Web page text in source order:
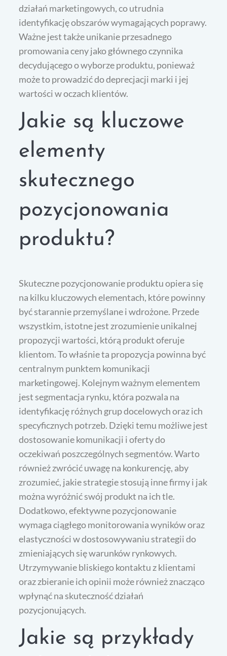
działań marketingowych, co utrudnia
identyfikację obszarów wymagających poprawy.
Ważne jest także unikanie przesadnego
promowania ceny jako głównego czynnika
decydującego o wyborze produktu, ponieważ
może to prowadzić do deprecjacji marki i jej
wartości w oczach klientów.
Jakie są kluczowe
elementy
skutecznego
pozycjonowania
produktu?
Skuteczne pozycjonowanie produktu opiera się
na kilku kluczowych elementach, które powinny
być starannie przemyślane i wdrożone. Przede
wszystkim, istotne jest zrozumienie unikalnej
propozycji wartości, którą produkt oferuje
klientom. To właśnie ta propozycja powinna być
centralnym punktem komunikacji
marketingowej. Kolejnym ważnym elementem
jest segmentacja rynku, która pozwala na
identyfikację różnych grup docelowych oraz ich
specyficznych potrzeb. Dzięki temu możliwe jest
dostosowanie komunikacji i oferty do
oczekiwań poszczególnych segmentów. Warto
również zwrócić uwagę na konkurencję, aby
zrozumieć, jakie strategie stosują inne firmy i jak
można wyróżnić swój produkt na ich tle.
Dodatkowo, efektywne pozycjonowanie
wymaga ciągłego monitorowania wyników oraz
elastyczności w dostosowywaniu strategii do
zmieniających się warunków rynkowych.
Utrzymywanie bliskiego kontaktu z klientami
oraz zbieranie ich opinii może również znacząco
wpłynąć na skuteczność działań
pozycjonujących.
Jakie są przykłady